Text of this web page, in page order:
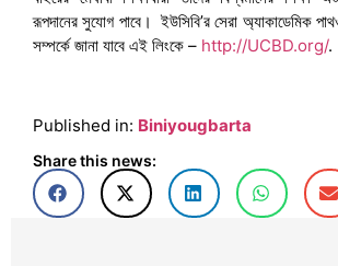
রূপদানের সুযোগ পাবে। ইউসিবি’র সেরা অ্যাকাডেমিক
সম্পর্কে জানা যাবে এই লিংকে – http://UCBD.org/.
Published in: Biniyougbarta
Share this news: